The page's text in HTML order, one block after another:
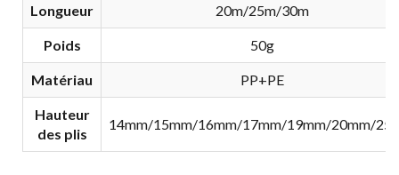
Longueur 20m/25m/30m
Poids 50g
Matériau PP+PE
Hauteur
des plis
14mm/15mm/16mm/17mm/19mm/20mm/